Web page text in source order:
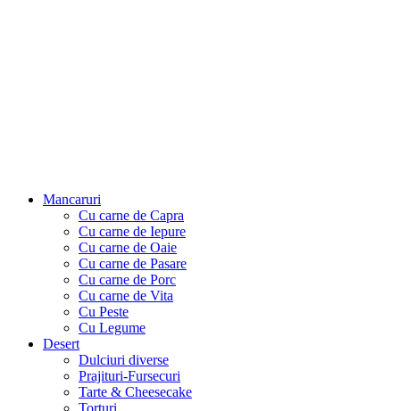
Mancaruri
Cu carne de Capra
Cu carne de Iepure
Cu carne de Oaie
Cu carne de Pasare
Cu carne de Porc
Cu carne de Vita
Cu Peste
Cu Legume
Desert
Dulciuri diverse
Prajituri-Fursecuri
Tarte & Cheesecake
Torturi